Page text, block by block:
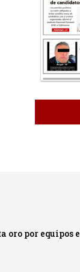
por equipos